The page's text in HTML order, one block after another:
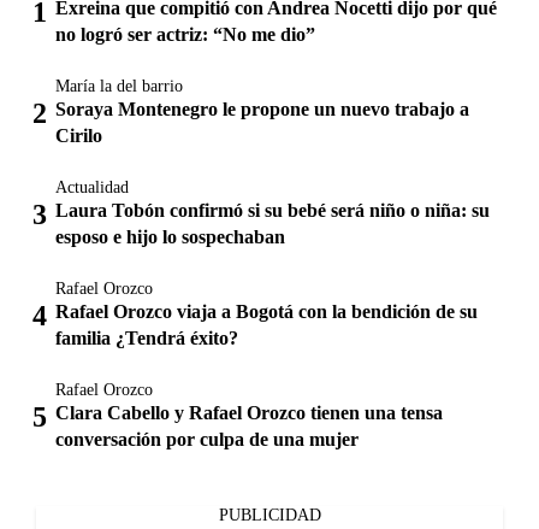
Exreina que compitió con Andrea Nocetti dijo por qué
no logró ser actriz: “No me dio”
María la del barrio
Soraya Montenegro le propone un nuevo trabajo a
Cirilo
Actualidad
Laura Tobón confirmó si su bebé será niño o niña: su
esposo e hijo lo sospechaban
Rafael Orozco
Rafael Orozco viaja a Bogotá con la bendición de su
familia ¿Tendrá éxito?
Rafael Orozco
Clara Cabello y Rafael Orozco tienen una tensa
conversación por culpa de una mujer
PUBLICIDAD